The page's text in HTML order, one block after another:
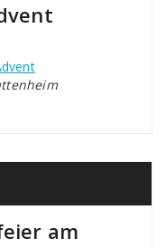
am